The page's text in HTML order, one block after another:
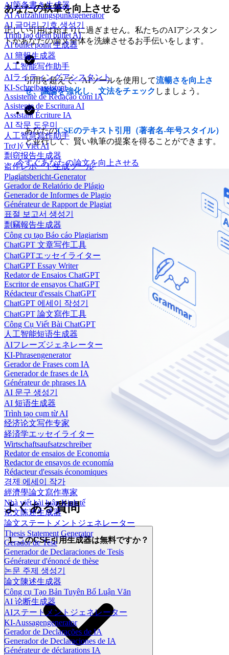
AI箇条書き生成器
AI Aufzählungspunktgenerator
AI 글머리 기호 생성기
Trình tạo điểm bullet AI
AI bullet point 生成器
AI 簡報生成器
人工智能写作助手
AIライティングアシスタント
KI-Schreibassistent
Assistente de Redação com IA
Asistente de Escritura AI
Assistant Écriture IA
AI 작문 도우미
人工智慧寫作助手
Trợ lý Viết AI
剽窃报告生成器
盗作レポート生成ツール
Plagiatsbericht-Generator
Gerador de Relatório de Plágio
Generador de Informes de Plagio
Générateur de Rapport de Plagiat
표절 보고서 생성기
剽竊報告生成器
Công cụ tạo Báo cáo Plagiarism
ChatGPT 文章写作工具
ChatGPTエッセイライター
ChatGPT Essay Writer
Redator de Ensaios ChatGPT
Escritor de ensayos ChatGPT
Rédacteur d'essais ChatGPT
ChatGPT 에세이 작성기
ChatGPT 論文寫作工具
Công Cụ Viết Bài ChatGPT
人工智能短语生成器
AIフレーズジェネレーター
KI-Phrasengenerator
Gerador de Frases com IA
Generador de frases de IA
Générateur de phrases IA
AI 문구 생성기
AI 短语生成器
Trình tạo cụm từ AI
经济论文写作专家
経済学エッセイライター
Wirtschaftsaufsatzschreiber
Redator de ensaios de Economia
Redactor de ensayos de economía
Rédacteur d'essais économiques
경제 에세이 작가
經濟學論文寫作專家
Nhà viết bài luận Kinh tế
论文陈述生成器
論文ステートメントジェネレーター
Thesis Statement Generator
Gerador de Tese
Generador de Declaraciones de Tesis
Générateur d'énoncé de thèse
논문 주제 생성기
論文陳述生成器
Công cụ Tạo Bản Tuyên Bố Luận Văn
AI 论断生成器
AIステートメントジェネレーター
KI-Aussagengenerator
Gerador de Declarações de IA
Generador de Declaraciones de IA
Générateur de déclarations IA
あなたの執筆を向上させる
正しい引用は始まりに過ぎません。私たちのAIアシスタン
トがあなたの論文全体を洗練させるお手伝いをします。
引用を超えて、AIツールを使用して流暢さを向上さ
せ、議論を強化し、文法をチェック しましょう。
あなたのCSEのテキスト引用（著者名-年号スタイル）
と並行して、賢い執筆の提案を得ることができます。
今すぐあなたの論文を向上させる
よくある質問
1. このCSE引用生成器は無料ですか？